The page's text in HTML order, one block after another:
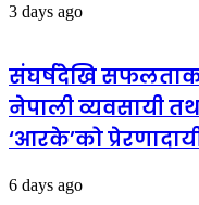
3 days ago
संघर्षदेखि
नेपाली व्यवसायी
‘आरके’को
6 days ago